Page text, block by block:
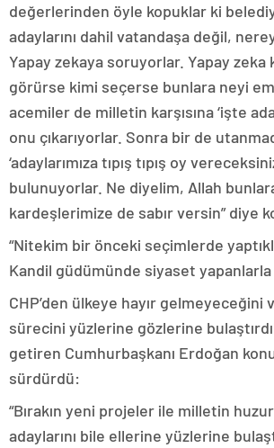
değerlerinden öyle kopuklar ki
adaylarını dahil vatandaşa değil,
Yapay zekaya soruyorlar. Yapay zeka
görürse kimi seçerse bunlara neyi
acemiler de milletin karşısına ‘işte
onu çıkarıyorlar. Sonra bir de
‘adaylarımıza tıpış tıpış oy
bulunuyorlar. Ne diyelim, Allah
kardeşlerimize de sabır versin” diye
“Nitekim bir önceki seçimlerde
Kandil güdümünde siyaset
CHP’den ülkeye hayır gelmeyeceğini
sürecini yüzlerine gözlerine
getiren Cumhurbaşkanı Erdoğan
sürdürdü:
“Bırakın yeni projeler ile milletin
adaylarını bile ellerine yüzlerine